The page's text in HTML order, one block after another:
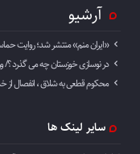
آرشیو
«ایران منم» منتشر شد؛ روایت
در نوسازی خوزستان چه می گذرد ؟/
محکوم قطعی به شلاق ، انفصال از
سایر لینک ها